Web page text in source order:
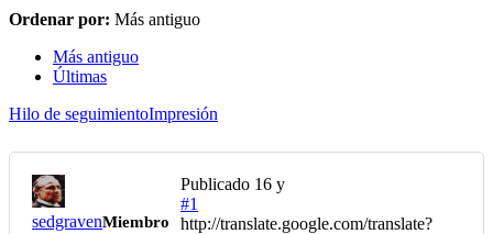
Ordenar por: Más antiguo
Más antiguo
Últimas
Hilo de seguimientoImpresión
sedgravenMiembro
Publicado 16 y
#1
http://translate.google.com/translate?